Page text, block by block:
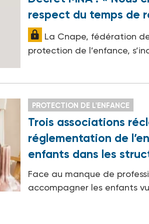
respect du temps de
La Cnape, fédération
protection de l’enfance,
PROTECTION DE L'ENFANCE
Trois associations
réglementation de
enfants dans les
Face au manque de
accompagner les enfants